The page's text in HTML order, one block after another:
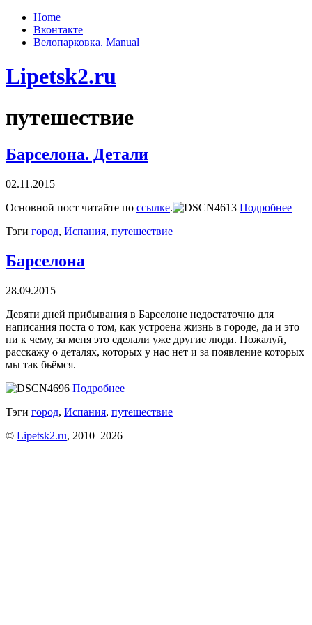
Home
Вконтакте
Велопарковка. Manual
Lipetsk2.ru
путешествие
Барселона. Детали
02.11.2015
Основной пост читайте по ссылке.
Подробнее
Тэги город, Испания, путешествие
Барселона
28.09.2015
Девяти дней прибывания в Барселоне недостаточно для
написания поста о том, как устроена жизнь в городе, да и это
ни к чему, за меня это сделали уже другие люди. Пожалуй,
расскажу о деталях, которых у нас нет и за появление которых
мы так бьёмся.
Подробнее
Тэги город, Испания, путешествие
© Lipetsk2.ru, 2010–2026